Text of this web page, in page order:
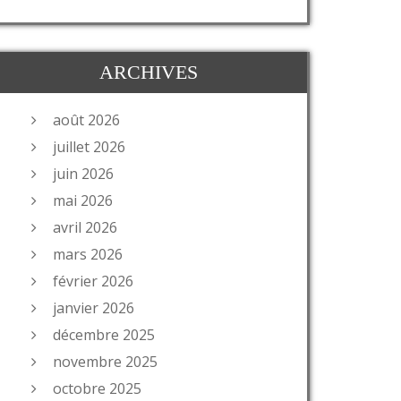
ARCHIVES
août 2026
juillet 2026
juin 2026
mai 2026
avril 2026
mars 2026
février 2026
janvier 2026
décembre 2025
novembre 2025
octobre 2025